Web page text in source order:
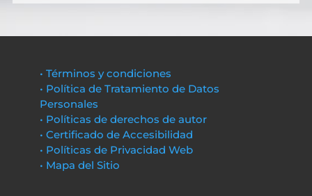
• Términos y condiciones
• Política de Tratamiento de Datos
Personales
• Políticas de derechos de autor
• Certificado de Accesibilidad
• Políticas de Privacidad Web
• Mapa del Sitio